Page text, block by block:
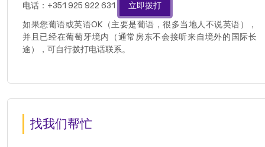
电话：+351 925 922 631
立即拨打
如果您葡语或英语OK（主要是葡语，很多当地人不说英语），
并且已经在葡萄牙境内（通常房东不会接听来自境外的国际长
途），可自行拨打电话联系。
找我们帮忙